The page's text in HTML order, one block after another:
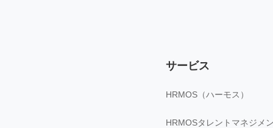
サービス
HRMOS（ハーモス）
HRMOSタレントマネジメ